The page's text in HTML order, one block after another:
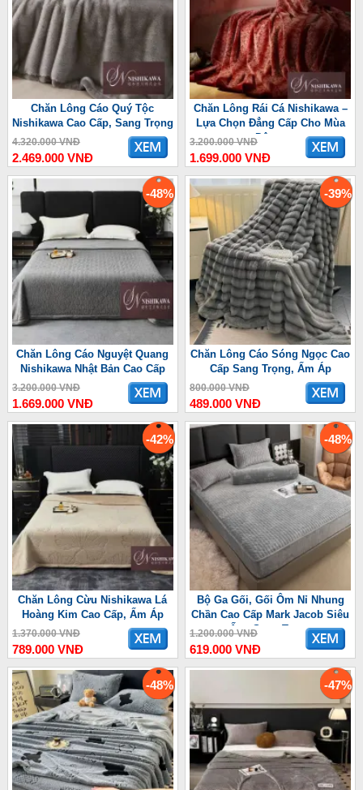
Chăn Lông Cáo Quý Tộc
Nishikawa Cao Cấp, Sang Trọng
4.320.000 VNĐ
2.469.000 VNĐ
Chăn Lông Rái Cá Nishikawa –
Lựa Chọn Đẳng Cấp Cho Mùa
Đông
3.200.000 VNĐ
1.699.000 VNĐ
-48%
Chăn Lông Cáo Nguyệt Quang
Nishikawa Nhật Bản Cao Cấp
3.200.000 VNĐ
1.669.000 VNĐ
-39%
Chăn Lông Cáo Sóng Ngọc Cao
Cấp Sang Trọng, Ấm Áp
800.000 VNĐ
489.000 VNĐ
-42%
Chăn Lông Cừu Nishikawa Lá
Hoàng Kim Cao Cấp, Ấm Áp
1.370.000 VNĐ
789.000 VNĐ
-48%
Bộ Ga Gối, Gối Ôm Nỉ Nhung
Chần Cao Cấp Mark Jacob Siêu
Ấm, Sang Trọng
1.200.000 VNĐ
619.000 VNĐ
-48% -47%